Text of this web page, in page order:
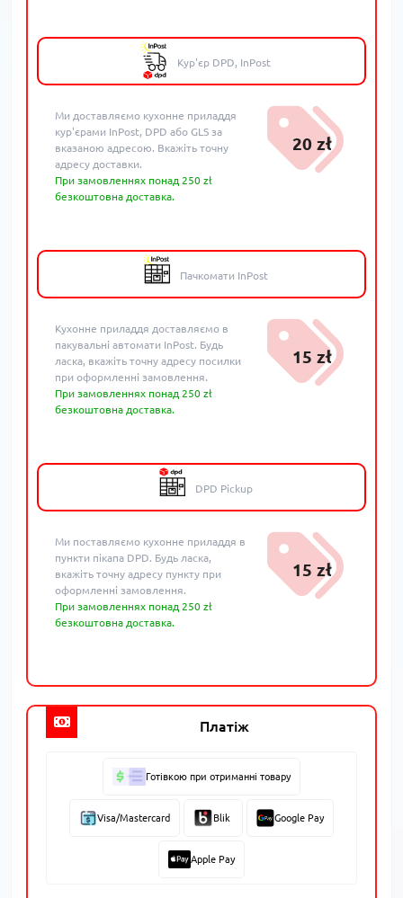
Кур'єр DPD, InPost
Ми доставляємо кухонне приладдя
кур'єрами InPost, DPD або GLS за
вказаною адресою. Вкажіть точну
адресу доставки.
При замовленнях понад 250 zł
безкоштовна доставка.
20 zł
Пачкомати InPost
Кухонне приладдя доставляємо в
пакувальні автомати InPost. Будь
ласка, вкажіть точну адресу посилки
при оформленні замовлення.
При замовленнях понад 250 zł
безкоштовна доставка.
15 zł
DPD Pickup
Ми поставляємо кухонне приладдя в
пункти пікапа DPD. Будь ласка,
вкажіть точну адресу пункту при
оформленні замовлення.
При замовленнях понад 250 zł
безкоштовна доставка.
15 zł
Платіж
Готівкою при отриманні товару
Visa/Mastercard Blik Google Pay
Apple Pay